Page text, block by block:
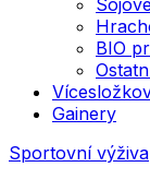
BIO
Gainery
Sportovní výživa